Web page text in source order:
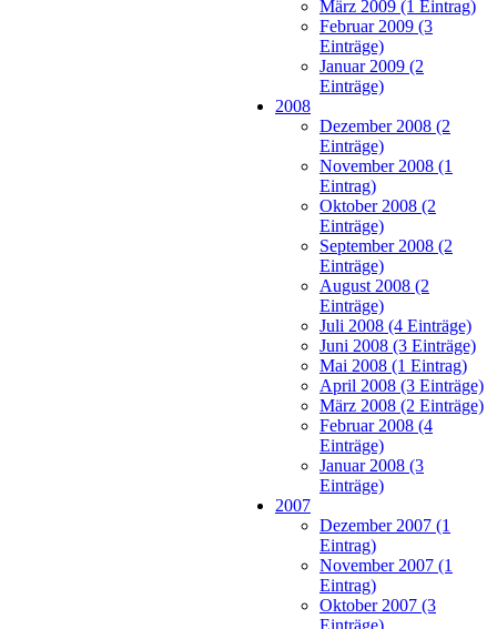
März 2009 (1 Eintrag)
Februar 2009 (3
Einträge)
Januar 2009 (2
Einträge)
2008
Dezember 2008 (2
Einträge)
November 2008 (1
Eintrag)
Oktober 2008 (2
Einträge)
September 2008 (2
Einträge)
August 2008 (2
Einträge)
Juli 2008 (4 Einträge)
Juni 2008 (3 Einträge)
Mai 2008 (1 Eintrag)
April 2008 (3 Einträge)
März 2008 (2 Einträge)
Februar 2008 (4
Einträge)
Januar 2008 (3
Einträge)
2007
Dezember 2007 (1
Eintrag)
November 2007 (1
Eintrag)
Oktober 2007 (3
Einträge)